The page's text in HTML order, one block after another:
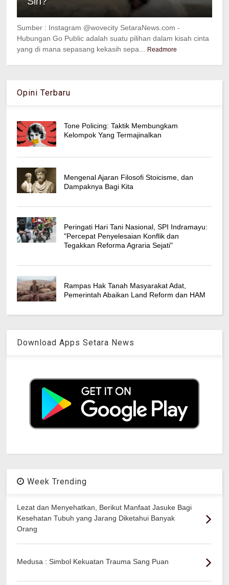
Sumber : Instagram @wovecity SetaraNews.com -
Hubungan Go Public adalah suatu pilihan dalam kisah cinta
yang di mana sepasang kekasih sepa...
Readmore
Opini Terbaru
Tone Policing: Taktik Membungkam
Kelompok Yang Termajinalkan
Mengenal Ajaran Filosofi Stoicisme, dan
Dampaknya Bagi Kita
Peringati Hari Tani Nasional, SPI Indramayu:
"Percepat Penyelesaian Konflik dan
Tegakkan Reforma Agraria Sejati"
Rampas Hak Tanah Masyarakat Adat,
Pemerintah Abaikan Land Reform dan HAM
Download Apps Setara News
Week Trending
Lezat dan Menyehatkan, Berikut Manfaat Jasuke Bagi
Kesehatan Tubuh yang Jarang Diketahui Banyak
Orang
Medusa : Simbol Kekuatan Trauma Sang Puan